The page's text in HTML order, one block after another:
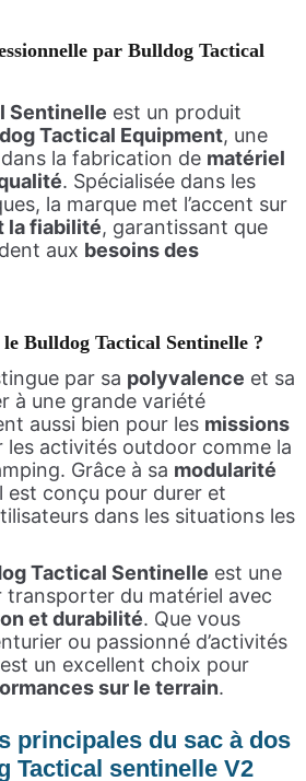
par Bulldog Tactical
Sentinelle est un produit
Tactical Equipment, une
la fabrication de matériel
. Spécialisée dans les
la marque met l’accent sur
la fiabilité, garantissant que
aux besoins des
Bulldog Tactical Sentinelle ?
par sa polyvalence et sa
à une grande variété
aussi bien pour les missions
les activités outdoor comme la
Grâce à sa modularité
est conçu pour durer et
dans les situations les
Tactical Sentinelle est une
transporter du matériel avec
et durabilité. Que vous
ou passionné d’activités
un excellent choix pour
sur le terrain.
principales du sac à dos
Tactical sentinelle V2